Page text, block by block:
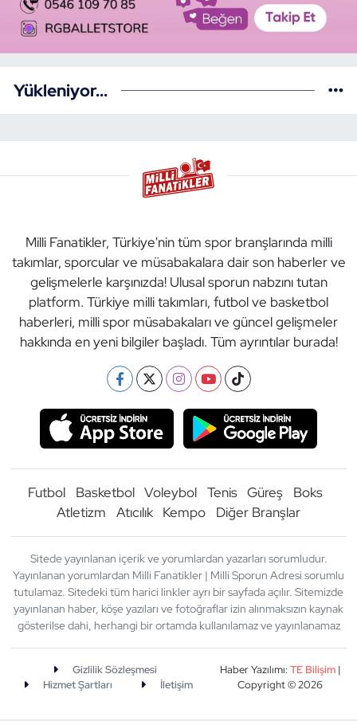
Yükleniyor...
Milli Fanatikler, Türkiye'nin tüm spor branşlarında milli
takımlar, sporcular ve müsabakalara dair son haberler ve
gelişmelerle karşınızda! Ulusal sporun nabzını tutan
platform. Türkiye milli takımları, futbol ve basketbol
haberleri, milli spor müsabakaları ve güncel gelişmeler
hakkında en yeni bilgiler başladı. Tüm ayrıntılar burada!
Futbol Basketbol Voleybol Tenis Güreş
Boks
Atletizm
Atıcılık Kempo Diğer Branşlar
Sitede yayınlanan içerik ve yorumlardan yazarları sorumludur.
Yayınlanan yorumlardan Milli Fanatikler | Milli Sporun Adresi sorumlu
tutulamaz. Sitedeki tüm harici linkler ayrı bir sayfada açılır. Sitemizde
yayınlanan haber, köşe yazıları ve fotoğraflar izin alınmaksızın kaynak
gösterilse dahi, herhangi bir ortamda kullanılamaz ve yayınlanamaz
Gizlilik Sözleşmesi
Hizmet Şartları
İletişim
Haber Yazılımı:TE Bilişim|
Copyright © 2026